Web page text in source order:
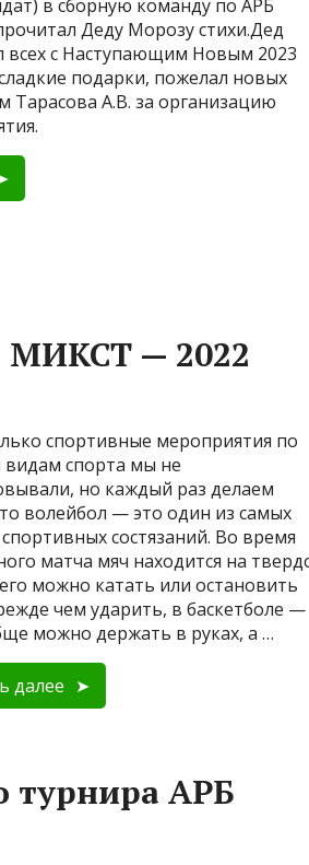
в сборную команду по АРБ
Деду Морозу стихи.Дед
с Наступающим Новым 2023
подарки, пожелал новых
Тарасова А.В. за организацию
— 2022
спортивные мероприятия по
спорта мы не
но каждый раз делаем
волейбол — это один из самых
состязаний. Во время
матча мяч находится на
можно катать или остановить
чем ударить, в баскетболе —
можно держать в руках, а …
далее
турнира АРБ